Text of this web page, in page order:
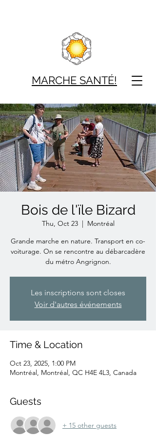
MARCHE SANTÉ!
Bois de l'ïle Bizard
Thu, Oct 23
  |
Montréal
Grande marche en nature. Transport en co-
voiturage. On se rencontre au débarcadère
du métro Angrignon.
Les inscriptions sont closes
Voir d'autres événements
Time & Location
Oct 23, 2025, 1:00 PM
Montréal, Montréal, QC H4E 4L3, Canada
Guests
+ 15 other guests